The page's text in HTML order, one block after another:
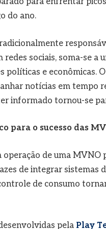
do ano.
sociais, soma-se a
políticas e econômicas.
notícias em tempo
informado tornou-se
o sucesso das
de uma MVNO
de integrar sistemas
de consumo
pela Play